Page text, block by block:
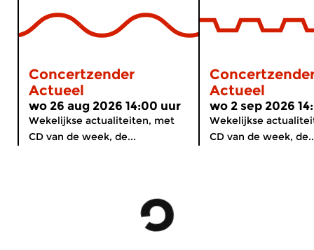
Concertzender
Actueel
wo 26 aug 2026 14:00 uur
Wekelijkse actualiteiten, met
CD van de week, de...
Actueel
wo 2 sep 2026
Wekelijkse
CD van de week,